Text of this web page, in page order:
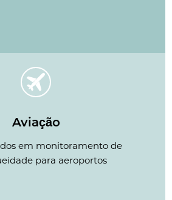
Aviação
em monitoramento de
para aeroportos